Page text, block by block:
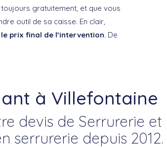
gratuitement, et que vous
outil de sa caisse. En clair,
prix final de l’intervention. De
à Villefontaine
devis de Serrurerie et
serrurerie depuis 2012.